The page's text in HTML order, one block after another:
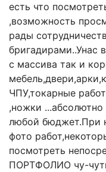
есть что
,возможность
рады
бригадирами..Унас
с массива так и
ЧПУ,токарные
,ножки
любой бюджет.При
фото
посмотреть
ПОРТФОЛИО чу-